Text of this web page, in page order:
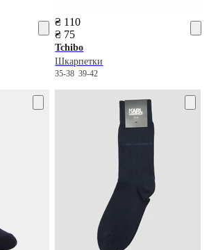
₴ 110
₴ 75
Tchibo
Шкарпетки
35-3839-42